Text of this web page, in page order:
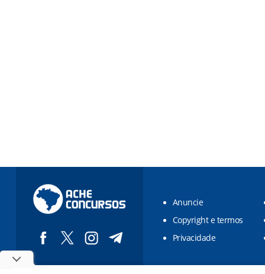
Anuncie
Copyright e termos
Privacidade